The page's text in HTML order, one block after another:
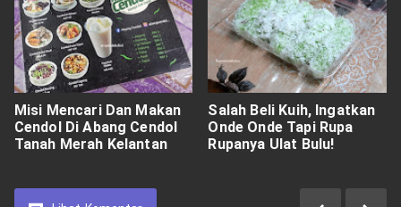
Misi Mencari Dan Makan
Cendol Di Abang Cendol
Tanah Merah Kelantan
Salah Beli Kuih, Ingatkan
Onde Onde Tapi Rupa
Rupanya Ulat Bulu!